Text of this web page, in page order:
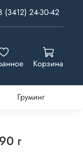
(3412) 24-30-42
Корзина
Груминг
г